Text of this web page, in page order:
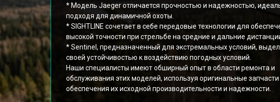
* Модель Jaeger отличается прочностью и надежностью,
подходя для динамичной охоты.
* SIGHTLINE сочетает в себе передовые технологии для
высокой точности при стрельбе на средние и дальние
* Sentinel, предназначенный для экстремальных условий,
своей устойчивостью к воздействию погодных условий.
Наши специалисты имеют обширный опыт в области ремонта и
обслуживания этих моделей, используя оригинальные
обеспечения их исходной производительности и надежности.